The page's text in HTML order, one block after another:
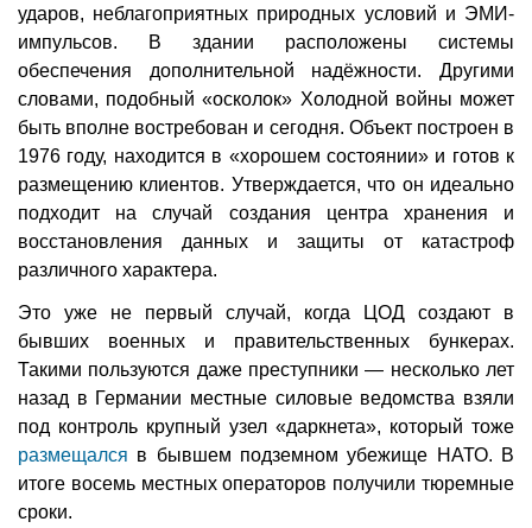
ударов, неблагоприятных природных условий и ЭМИ-
импульсов. В здании расположены системы
обеспечения дополнительной надёжности. Другими
словами, подобный «осколок» Холодной войны может
быть вполне востребован и сегодня. Объект построен в
1976 году, находится в «хорошем состоянии» и готов к
размещению клиентов. Утверждается, что он идеально
подходит на случай создания центра хранения и
восстановления данных и защиты от катастроф
различного характера.
Это уже не первый случай, когда ЦОД создают в
бывших военных и правительственных бункерах.
Такими пользуются даже преступники — несколько лет
назад в Германии местные силовые ведомства взяли
под контроль крупный узел «даркнета», который тоже
размещался в бывшем подземном убежище НАТО. В
итоге восемь местных операторов получили тюремные
сроки.